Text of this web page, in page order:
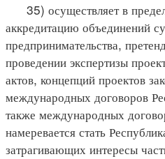
35) осуществляет в
аккредитацию объединений
предпринимательства,
проведении экспертизы
актов, концепций проектов
международных договоров
также международных
намеревается стать
затрагивающих интересы